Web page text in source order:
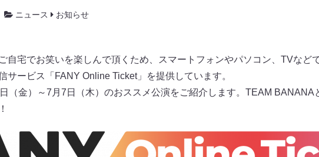
ニュース お知らせ
自宅でお笑いを楽しんで頂くため、スマートフォンやパソコン、TVなど
サービス「FANY Online Ticket」を提供しています。
（金）～7月7日（木）のおススメ公演をご紹介します。TEAM BANANA